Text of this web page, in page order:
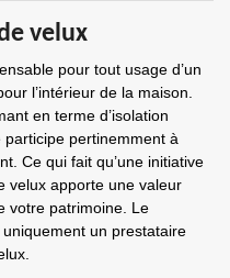
velux
pour tout usage d’un
l’intérieur de la maison.
en terme d’isolation
pertinemment à
Ce qui fait qu’une initiative
velux apporte une valeur
votre patrimoine. Le
un prestataire